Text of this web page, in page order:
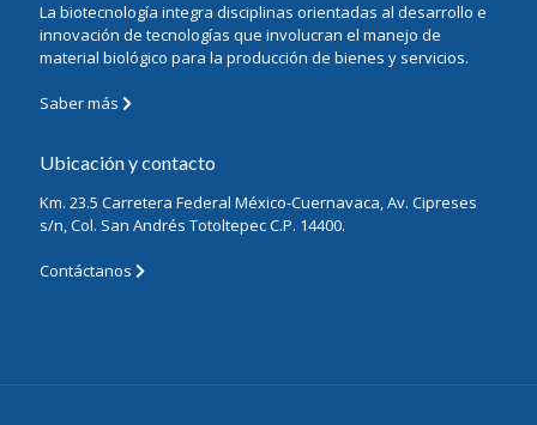
La biotecnología integra disciplinas orientadas al desarrollo e
innovación de tecnologías que involucran el manejo de
material biológico para la producción de bienes y servicios.
Saber más
Ubicación y contacto
Km. 23.5 Carretera Federal México-Cuernavaca, Av. Cipreses
s/n, Col. San Andrés Totoltepec C.P. 14400.
Contáctanos